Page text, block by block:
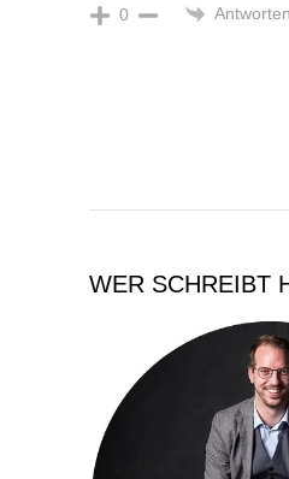
0 Antworten
WER SCHREIBT